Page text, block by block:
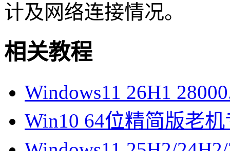
计及网络连接情况。
相关教程
Windows11 26H1
Win10 64位精简版老